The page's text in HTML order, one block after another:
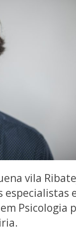
vila
Psicologia